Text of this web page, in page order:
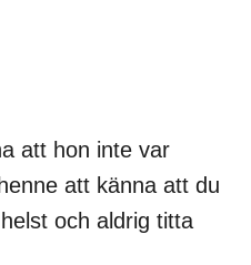
att hon inte var
att känna att du
och aldrig titta